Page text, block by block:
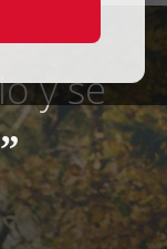
y se